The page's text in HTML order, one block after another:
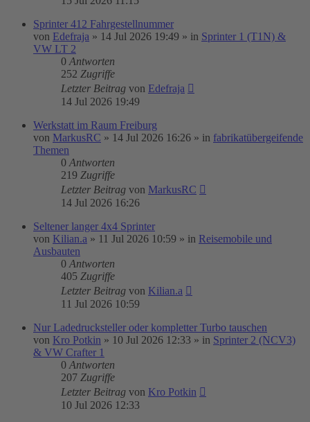
Sprinter 412 Fahrgestellnummer
von Edefraja » 14 Jul 2026 19:49 » in Sprinter 1 (T1N) &
VW LT 2
0 Antworten
252 Zugriffe
Letzter Beitrag von Edefraja
14 Jul 2026 19:49
Werkstatt im Raum Freiburg
von MarkusRC » 14 Jul 2026 16:26 » in fabrikatübergeifende
Themen
0 Antworten
219 Zugriffe
Letzter Beitrag von MarkusRC
14 Jul 2026 16:26
Seltener langer 4x4 Sprinter
von Kilian.a » 11 Jul 2026 10:59 » in Reisemobile und
Ausbauten
0 Antworten
405 Zugriffe
Letzter Beitrag von Kilian.a
11 Jul 2026 10:59
Nur Ladedrucksteller oder kompletter Turbo tauschen
von Kro Potkin » 10 Jul 2026 12:33 » in Sprinter 2 (NCV3)
& VW Crafter 1
0 Antworten
207 Zugriffe
Letzter Beitrag von Kro Potkin
10 Jul 2026 12:33